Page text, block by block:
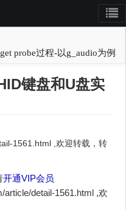
probe过程-以g_audio为例
键盘和U盘实
1561.html ,欢迎转载，转
开通VIP会员
detail-1561.html ,欢